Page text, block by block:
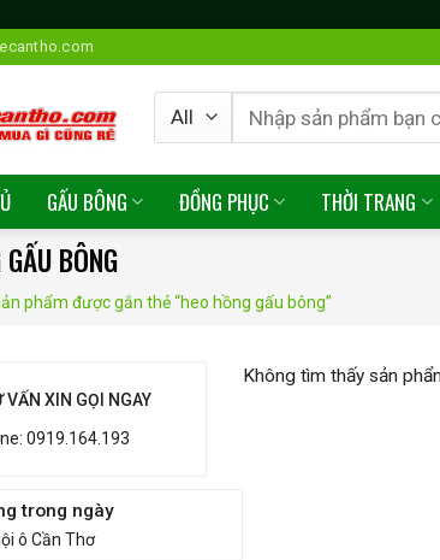
Tìm
kiếm:
GẤU BÔNG ĐỒNG PHỤC THỜI TRANG
BÔNG
phẩm được gắn thẻ “heo hồng gấu bông”
VẤN XIN GỌI NGAY
0919.164.193
trong ngày
ô Cần Thơ
Không tìm thấy sản